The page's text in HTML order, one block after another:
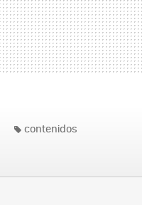
contenidos